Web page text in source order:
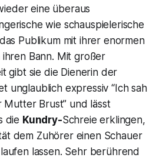
eine überaus
wie schauspielerische
Publikum mit ihrer enormen
ihren Bann. Mit großer
gibt sie die Dienerin der
unglaublich expressiv“Ich sah
Mutter Brust” und lässt
die Kundry-Schreie erklingen,
dem Zuhörer einen Schauer
lassen. Sehr berührend